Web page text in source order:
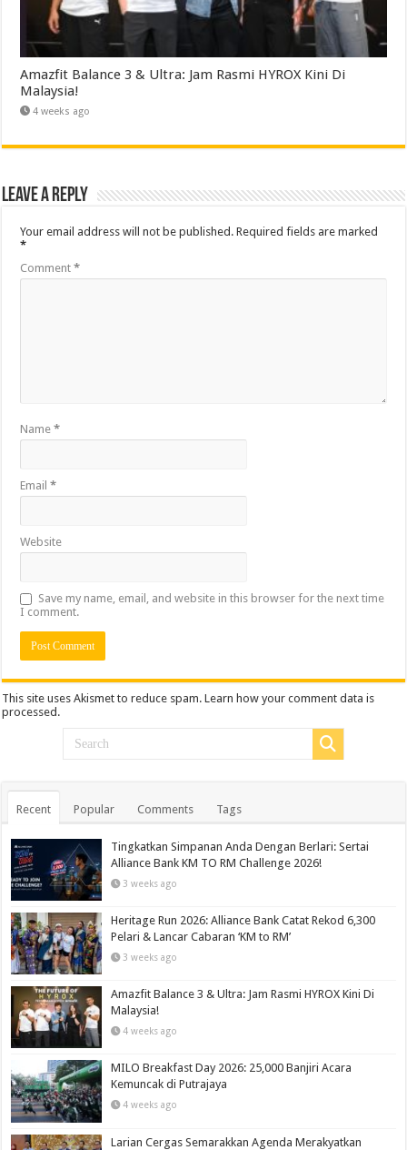
Amazfit Balance 3 & Ultra: Jam Rasmi HYROX Kini Di
Malaysia!
4 weeks ago
Leave a Reply
Your email address will not be published. Required fields are marked
*
Comment*
Name*
Email*
Website
Save my name, email, and website in this browser for the next time
I comment.
This site uses Akismet to reduce spam.Learn how your comment data is
processed.
Recent Popular Comments Tags
Tingkatkan Simpanan Anda Dengan Berlari: Sertai
Alliance Bank KM TO RM Challenge 2026!
3 weeks ago
Heritage Run 2026: Alliance Bank Catat Rekod 6,300
Pelari & Lancar Cabaran ‘KM to RM’
3 weeks ago
Amazfit Balance 3 & Ultra: Jam Rasmi HYROX Kini Di
Malaysia!
4 weeks ago
MILO Breakfast Day 2026: 25,000 Banjiri Acara
Kemuncak di Putrajaya
4 weeks ago
Larian Cergas Semarakkan Agenda Merakyatkan